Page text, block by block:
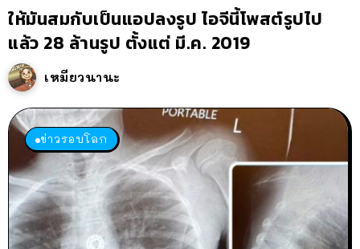
ให้มันสมกับเป็นแอปลงรูป ไอจีนี้โพสต์รูปไป
แล้ว 28 ล้านรูป ตั้งแต่ มี.ค. 2019
เหมียวนานะ
ข่าวรอบโลก